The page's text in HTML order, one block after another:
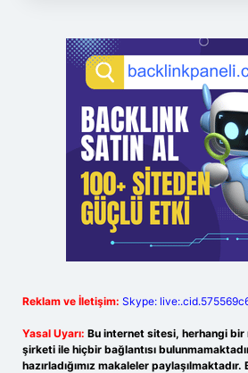
Reklam ve İletişim: Skype:
Yasal Uyarı: Bu internet sitesi, herhangi bir
şirketi ile hiçbir bağlantısı
hazırladığımız makaleler